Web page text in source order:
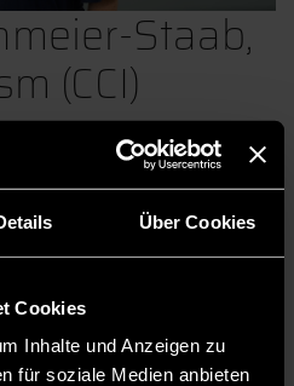
Über Cookies
Cookies
Inhalte und Anzeigen zu
für soziale Medien anbieten
Staab,
(CCI)
Students
Events
Office